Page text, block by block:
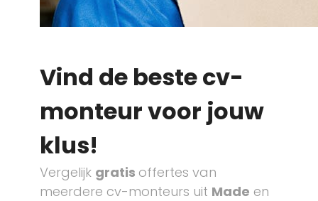
Vind de beste cv-
monteur voor jouw
klus!
Vergelijk gratis offertes van
meerdere cv-monteurs uit Made en